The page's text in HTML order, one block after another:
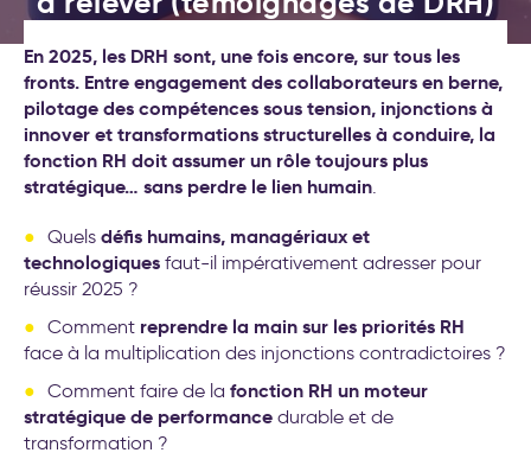
Test déploiement stratégique
: votre méthode de pilotage
Séminaire d′engagement
stratégique
nouveau management
Conseil et accompagnement
aux nouveaux modes de
travail
Formations aux nouveaux
Cockpit IA® : la méthode pour
déployer l'IA au service de
votre stratégie d’entreprise
Formations intelligence
artificielle générative
Nos formations
Nos labos
Contact
En 2025, les DRH sont, une fois encore, sur tous les
fronts. Entre engagement des collaborateurs en berne,
pilotage des compétences sous tension, injonctions à
innover et transformations structurelles à conduire, la
fonction RH doit assumer un rôle toujours plus
stratégique… sans perdre le lien humain.
Quels défis humains, managériaux et
technologiques faut-il impérativement adresser pour
réussir 2025 ?
Comment reprendre la main sur les priorités RH
face à la multiplication des injonctions contradictoires ?
Comment faire de la fonction RH un moteur
stratégique de performance durable et de
transformation ?